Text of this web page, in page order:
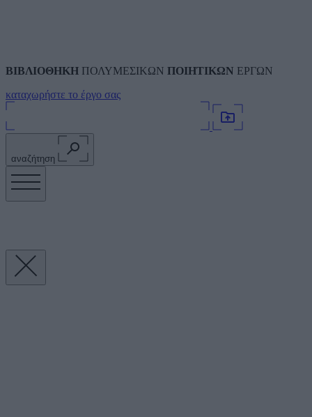
ΒΙΒΛΙΟΘΗΚΗ ΠΟΛΥΜΕΣΙΚΩΝ ΠΟΙΗΤΙΚΩΝ ΕΡΓΩΝ
καταχωρήστε το έργο σας
αναζήτηση